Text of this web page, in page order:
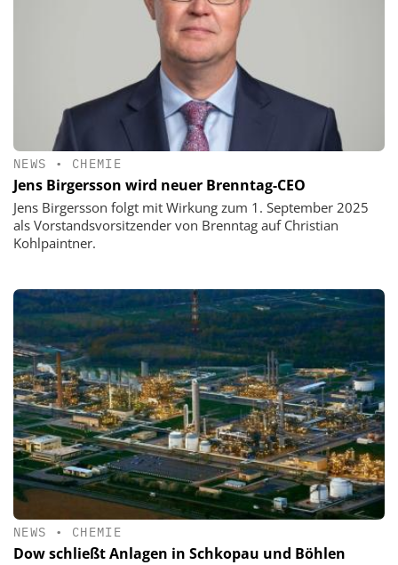
NEWS • CHEMIE
Jens Birgersson wird neuer Brenntag-CEO
Jens Birgersson folgt mit Wirkung zum 1. September 2025
als Vorstandsvorsitzender von Brenntag auf Christian
Kohlpaintner.
NEWS • CHEMIE
Dow schließt Anlagen in Schkopau und Böhlen